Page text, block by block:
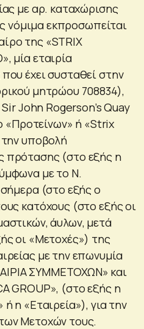
με αρ. καταχώρισης
νόμιμα εκπροσωπείται
της «STRIX
μία εταιρία
έχει συσταθεί στην
μητρώου 708834),
John Rogerson’s Quay
«Προτείνων» ή «Strix
υποβολή
πρότασης (στο εξής η
με το Ν.
(στο εξής ο
κατόχους (στο εξής οι
άυλων, μετά
οι «Μετοχές») της
με την επωνυμία
ΣΥΜΜΕΤΟΧΩΝ» και
GROUP», (στο εξής η
η «Εταιρεία»), για την
Μετοχών τους.